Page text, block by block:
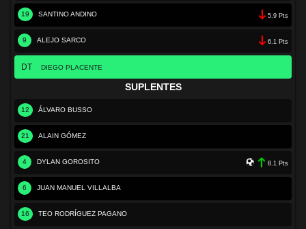
19 SANTINO ANDINO 5.9 Pts
9 ALEJO SARCO 6.1 Pts
DT DIEGO PLACENTE
SUPLENTES
12 ÁLVARO BUSSO
21 ALAIN GÓMEZ
4 DYLAN GOROSITO 8.1 Pts
6 JUAN MANUEL VILLALBA
16 TEO RODRÍGUEZ PAGANO